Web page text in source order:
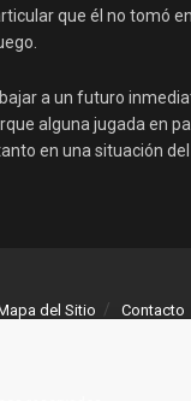
que él no tomó
a un futuro
alguna jugada en
en una situación del
del Sitio Contacto